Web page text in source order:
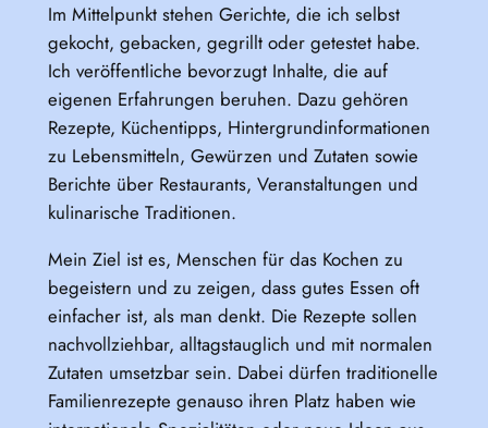
Im Mittelpunkt stehen Gerichte, die ich selbst
gekocht, gebacken, gegrillt oder getestet habe.
Ich veröffentliche bevorzugt Inhalte, die auf
eigenen Erfahrungen beruhen. Dazu gehören
Rezepte, Küchentipps, Hintergrundinformationen
zu Lebensmitteln, Gewürzen und Zutaten sowie
Berichte über Restaurants, Veranstaltungen und
kulinarische Traditionen.
Mein Ziel ist es, Menschen für das Kochen zu
begeistern und zu zeigen, dass gutes Essen oft
einfacher ist, als man denkt. Die Rezepte sollen
nachvollziehbar, alltagstauglich und mit normalen
Zutaten umsetzbar sein. Dabei dürfen traditionelle
Familienrezepte genauso ihren Platz haben wie